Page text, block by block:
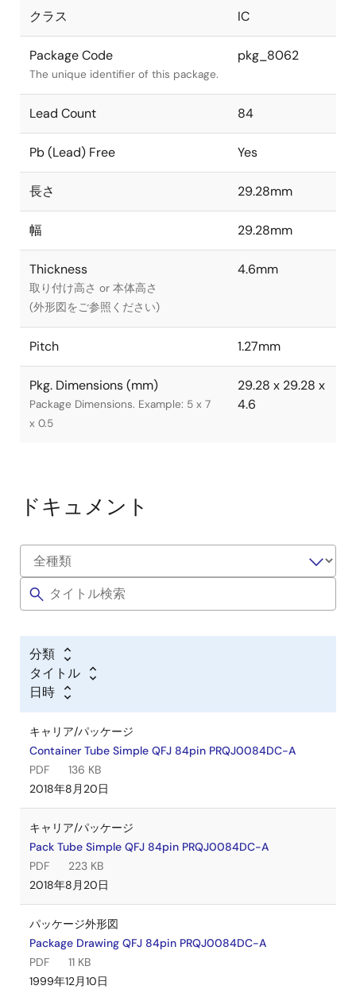
クラス IC
Package Code
The unique identifier of this package.
pkg_8062
Lead Count 84
Pb (Lead) Free Yes
長さ 29.28mm
幅 29.28mm
Thickness
取り付け高さ or 本体高さ
(外形図をご参照ください)
4.6mm
Pitch 1.27mm
Pkg. Dimensions (mm)
Package Dimensions. Example: 5 x 7
x 0.5
29.28 x 29.28 x
4.6
ドキュメント
分類
タイトル
日時
キャリア/パッケージ
Container Tube Simple QFJ 84pin PRQJ0084DC-A
PDF
136 KB
2018年8月20日
キャリア/パッケージ
Pack Tube Simple QFJ 84pin PRQJ0084DC-A
PDF
223 KB
2018年8月20日
パッケージ外形図
Package Drawing QFJ 84pin PRQJ0084DC-A
PDF
11 KB
1999年12月10日